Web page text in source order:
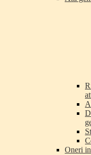
Oneri